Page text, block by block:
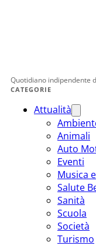
Quotidiano indipendente
CATEGORIE
Attualità
Animali
Auto
Eventi
Musica
Salute
Sanità
Scuola
Società
Turismo